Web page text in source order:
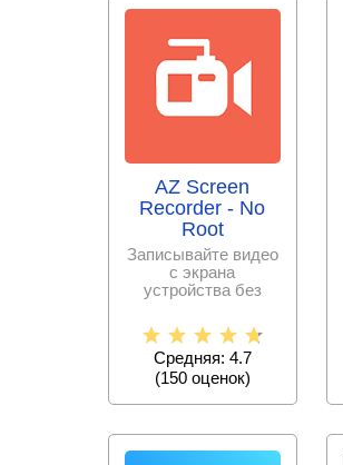
AZ Screen
Recorder - No
Root
Записывайте видео
с экрана
устройства без
хорошем качестве.
Снимайте
Средняя: 4.7
(150оценок)